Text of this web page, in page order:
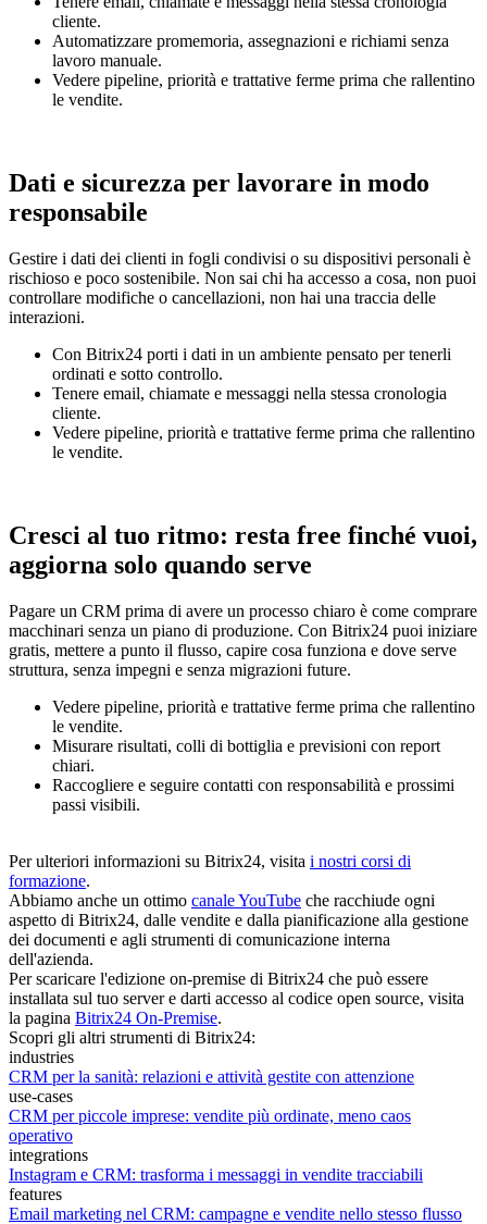
cliente.
Automatizzare promemoria, assegnazioni e richiami senza
lavoro manuale.
Vedere pipeline, priorità e trattative ferme prima che rallentino
le vendite.
Dati e sicurezza per lavorare in modo
responsabile
Gestire i dati dei clienti in fogli condivisi o su dispositivi personali è
rischioso e poco sostenibile. Non sai chi ha accesso a cosa, non puoi
controllare modifiche o cancellazioni, non hai una traccia delle
interazioni.
Con Bitrix24 porti i dati in un ambiente pensato per tenerli
ordinati e sotto controllo.
Tenere email, chiamate e messaggi nella stessa cronologia
cliente.
Vedere pipeline, priorità e trattative ferme prima che rallentino
le vendite.
Cresci al tuo ritmo: resta free finché vuoi,
aggiorna solo quando serve
Pagare un CRM prima di avere un processo chiaro è come comprare
macchinari senza un piano di produzione. Con Bitrix24 puoi iniziare
gratis, mettere a punto il flusso, capire cosa funziona e dove serve
struttura, senza impegni e senza migrazioni future.
Vedere pipeline, priorità e trattative ferme prima che rallentino
le vendite.
Misurare risultati, colli di bottiglia e previsioni con report
chiari.
Raccogliere e seguire contatti con responsabilità e prossimi
passi visibili.
Per ulteriori informazioni su Bitrix24, visita i nostri corsi di
formazione.
Abbiamo anche un ottimo canale YouTube che racchiude ogni
aspetto di Bitrix24, dalle vendite e dalla pianificazione alla gestione
dei documenti e agli strumenti di comunicazione interna
dell'azienda.
Per scaricare l'edizione on-premise di Bitrix24 che può essere
installata sul tuo server e darti accesso al codice open source, visita
la pagina Bitrix24 On-Premise.
Scopri gli altri strumenti di Bitrix24:
industries
CRM per la sanità: relazioni e attività gestite con attenzione
use-cases
CRM per piccole imprese: vendite più ordinate, meno caos
operativo
integrations
Instagram e CRM: trasforma i messaggi in vendite tracciabili
features
Email marketing nel CRM: campagne e vendite nello stesso flusso